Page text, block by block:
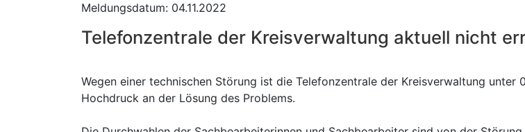
Meldungsdatum: 04.11.2022
Telefonzentrale der Kreisverwaltung aktuell nicht
Wegen einer technischen Störung ist die Telefonzentrale der Kreisverwaltung
Hochdruck an der Lösung des Problems.